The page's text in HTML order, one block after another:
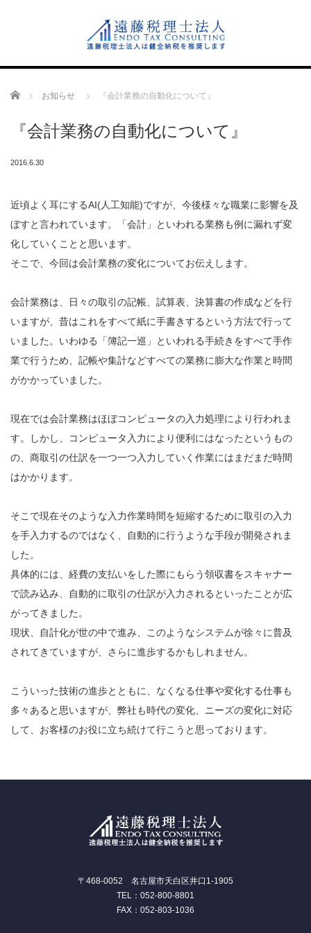
Home お知らせ 『会計業務の自動化について』
『会計業務の自動化について』
2016.6.30
近頃よく耳にするAI(人工知能)ですが、今後様々な職業に影響を及
ぼすと言われています。「会計」といわれる業務も例に漏れず変
化していくことと思います。
そこで、今回は会計業務の変化についてお伝えします。
会計業務は、日々の取引の記帳、試算表、決算書の作成などを行
いますが、昔はこれをすべて紙に手書きするという方法で行って
いました。いわゆる「簿記一巡」といわれる手続きをすべて手作
業で行うため、記帳や集計などすべての業務に膨大な作業と時間
がかかっていました。
現在では会計業務はほぼコンピュータの入力処理により行われま
す。しかし、コンピュータ入力により便利にはなったというもの
の、商取引の仕訳を一つ一つ入力していく作業にはまだまだ時間
はかかります。
そこで現在そのような入力作業時間を短縮するために取引の入力
を手入力するのではなく、自動的に行うような手段が開発されま
した。
具体的には、経費の支払いをした際にもらう領収書をスキャナー
で読み込み、自動的に取引の仕訳が入力されるといったことが広
がってきました。
現状、自計化が世の中で進み、このようなシステムが徐々に普及
されてきていますが、さらに進歩するかもしれません。
こういった技術の進歩とともに、なくなる仕事や変化する仕事も
多々あると思いますが、弊社も時代の変化、ニーズの変化に対応
して、お客様のお役に立ち続けて行こうと思っております。
〒468-0052 名古屋市天白区井口1-1905
TEL：052-800-8801
FAX：052-803-1036